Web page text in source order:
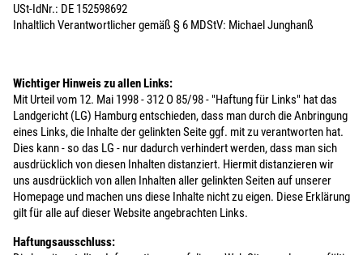
USt-IdNr.: DE 152598692
Inhaltlich Verantwortlicher gemäß § 6 MDStV: Michael Junghanß
Wichtiger Hinweis zu allen Links:
Mit Urteil vom 12. Mai 1998 - 312 O 85/98 - "Haftung für Links" hat das
Landgericht (LG) Hamburg entschieden, dass man durch die Anbringung
eines Links, die Inhalte der gelinkten Seite ggf. mit zu verantworten hat.
Dies kann - so das LG - nur dadurch verhindert werden, dass man sich
ausdrücklich von diesen Inhalten distanziert. Hiermit distanzieren wir
uns ausdrücklich von allen Inhalten aller gelinkten Seiten auf unserer
Homepage und machen uns diese Inhalte nicht zu eigen. Diese Erklärung
gilt für alle auf dieser Website angebrachten Links.
Haftungsausschluss: